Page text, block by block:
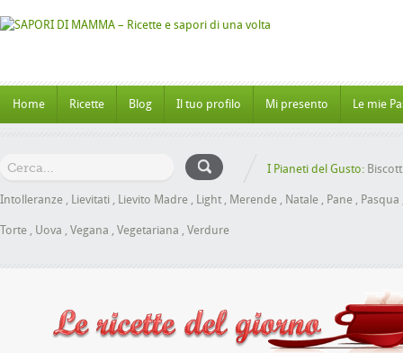
Home Ricette Blog Il tuo profilo Mi presento Le mie
I Pianeti del Gusto:
Intolleranze , Lievitati , Lievito Madre , Light , Merende , Natale , Pane , Pasqua
Torte , Uova , Vegana , Vegetariana , Verdure